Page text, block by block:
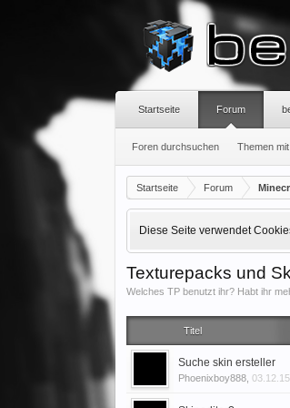
Startseite Forum
Diese Seite verwendet
Texturepacks und
Welches TP benutzt ihr? Habt ihr
Titel
Suche skin ersteller
Phoenixboy888 03.12.15
Startseite Forum
Foren durchsuchen Themen